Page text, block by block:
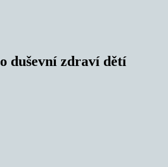
duševní zdraví dětí